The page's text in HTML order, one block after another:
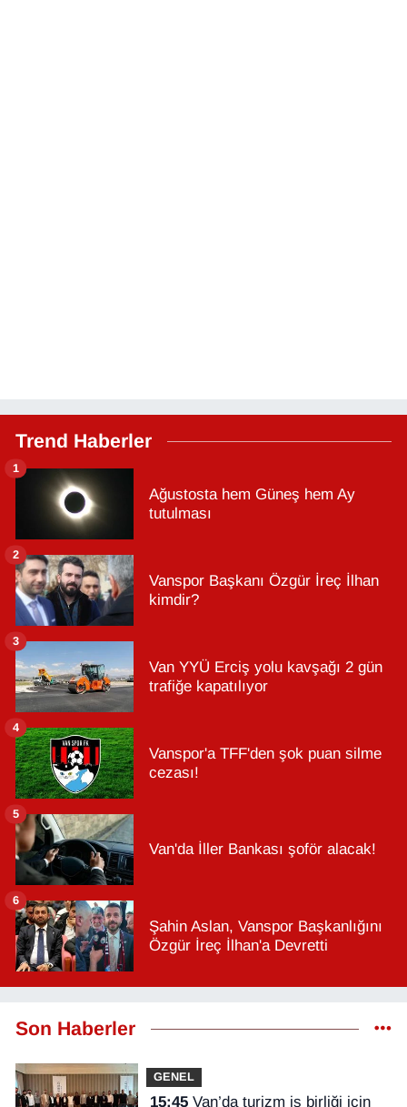
Trend Haberler
Ağustosta hem Güneş hem Ay
tutulması
1
Vanspor Başkanı Özgür İreç İlhan
kimdir?
2
Van YYÜ Erciş yolu kavşağı 2 gün
trafiğe kapatılıyor
3
Vanspor'a TFF'den şok puan silme
cezası!
4
Van'da İller Bankası şoför alacak!
5
Şahin Aslan, Vanspor Başkanlığını
Özgür İreç İlhan'a Devretti
6
Son Haberler
GENEL
15:45Van’da turizm iş birliği için